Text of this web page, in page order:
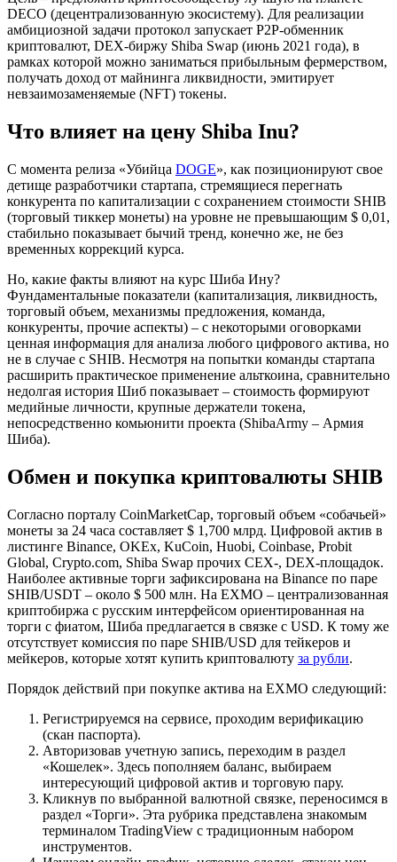
DECO (децентрализованную экосистему). Для реализации
амбициозной задачи протокол запускает P2P-обменник
криптовалют, DEX-биржу Shiba Swap (июнь 2021 года), в
рамках которой можно заниматься прибыльным фермерством,
получать доход от майнинга ликвидности, эмитирует
невзаимозаменяемые (NFT) токены.
Что влияет на цену Shiba Inu?
С момента релиза «Убийца DOGE», как позиционируют свое
детище разработчики стартапа, стремящиеся перегнать
конкурента по капитализации с сохранением стоимости SHIB
(торговый тиккер монеты) на уровне не превышающим $ 0,01,
стабильно показывает бычий тренд, конечно же, не без
временных коррекций курса.
Но, какие факты влияют на курс Шиба Ину?
Фундаментальные показатели (капитализация, ликвидность,
торговый объем, механизмы предложения, команда,
конкуренты, прочие аспекты) – с некоторыми оговорками
ценная информация для анализа любого цифрового актива, но
не в случае с SHIB. Несмотря на попытки команды стартапа
расширить практическое применение альткоина, сравнительно
недолгая история Шиб показывает – стоимость формируют
медийные личности, крупные держатели токена,
непосредственно комьюнити проекта (ShibaArmy – Армия
Шиба).
Обмен и покупка криптовалюты SHIB
Согласно порталу CoinMarketCap, торговый объем «собачьей»
монеты за 24 часа составляет $ 1,700 млрд. Цифровой актив в
листинге Binance, OKEx, KuCoin, Huobi, Coinbase, Probit
Global, Crypto.com, Shiba Swap прочих CEX-, DEX-площадок.
Наиболее активные торги зафиксирована на Binance по паре
SHIB/USDT – около $ 500 млн. На EXMO – централизованная
криптобиржа с русским интерфейсом ориентированная на
торги с фиатом, Шиба предлагается в связке с USD. К тому же
отсутствует комиссия по паре SHIB/USD для тейкеров и
мейкеров, которые хотят купить криптовалюту за рубли.
Порядок действий при покупке актива на EXMO следующий:
Регистрируемся на сервисе, проходим верификацию
(скан паспорта).
Авторизовав учетную запись, переходим в раздел
«Кошелек». Здесь пополняем баланс, выбираем
интересующий цифровой актив и торговую пару.
Кликнув по выбранной валютной связке, переносимся в
раздел «Торги». Эта рубрика представлена знакомым
терминалом TradingView с традиционным набором
инструментов.